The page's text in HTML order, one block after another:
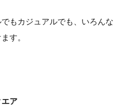
もカジュアルでも、いろんな
す。
ア